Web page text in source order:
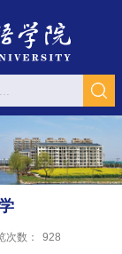
次数： 928